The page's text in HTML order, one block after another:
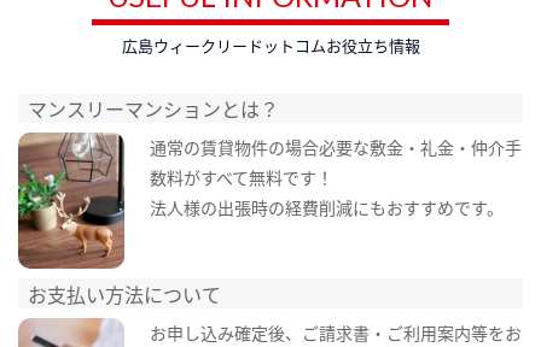
広島ウィークリードットコムお役立ち情報
マンスリーマンションとは？
通常の賃貸物件の場合必要な敷金・礼金・仲介手
数料がすべて無料です！
法人様の出張時の経費削減にもおすすめです。
お支払い方法について
お申し込み確定後、ご請求書・ご利用案内等をお